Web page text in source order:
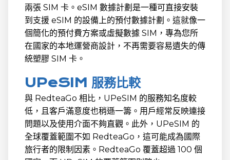
兩張 SIM 卡。eSIM 數據計劃是一種可直接安裝
到支援 eSIM 的設備上的預付數據計劃。這就像一
個簡化的預付費方案或虛擬數據 SIM，專為您所
在國家的本地運營商設計，不再需要容易遺失的傳
統塑膠 SIM 卡。
UPeSIM 服務比較
與 RedteaGo 相比，UPeSIM 的服務知名度較
低，且客戶滿意度也稍遜一籌。用戶經常反映連接
問題以及使用介面不夠直觀。此外，UPeSIM 的
全球覆蓋範圍不如 RedteaGo，這可能成為國際
旅行者的限制因素。RedteaGo 覆蓋超過 100 個